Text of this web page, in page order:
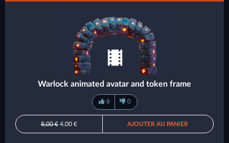
Warlock animated avatar and token frame
8 0
8,00 €4,00 € AJOUTER AU PANIER